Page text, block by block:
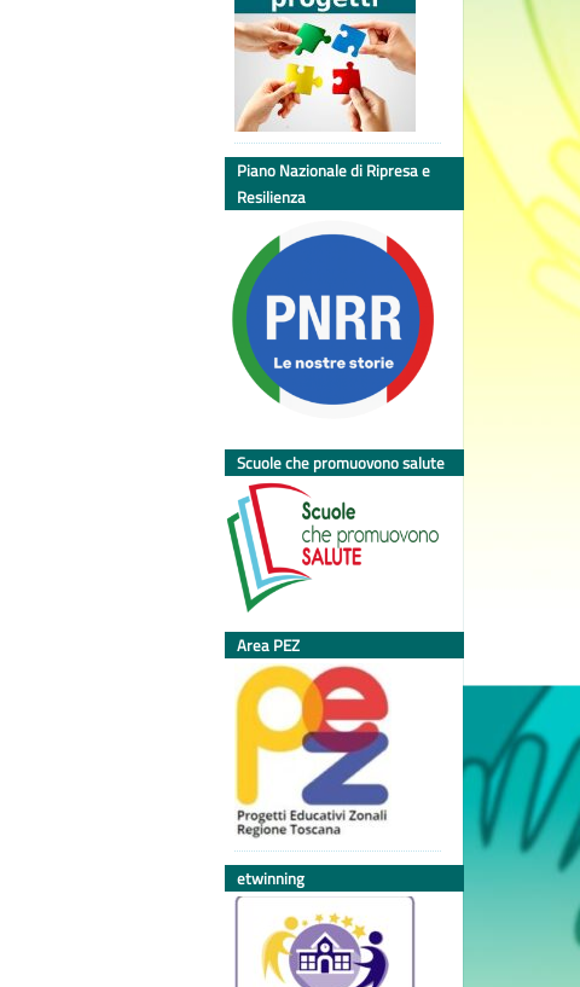
Piano Nazionale di Ripresa e
Resilienza
Scuole che promuovono salute
Area PEZ
etwinning